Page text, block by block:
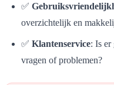
✅
overzichtelijk en
✅ Klantenservice: Is er
vragen of problemen?